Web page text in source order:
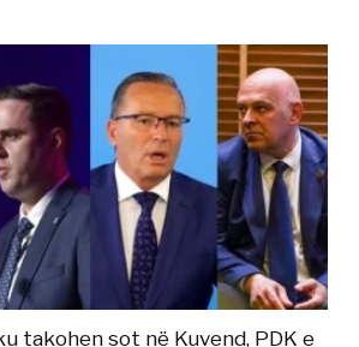
takohen sot në Kuvend, PDK e